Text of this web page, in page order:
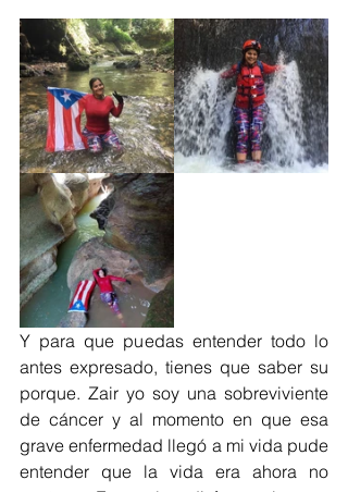
Y para que puedas entender todo lo
antes expresado, tienes que saber su
porque. Zair yo soy una sobreviviente
de cáncer y al momento en que esa
grave enfermedad llegó a mi vida pude
entender que la vida era ahora no